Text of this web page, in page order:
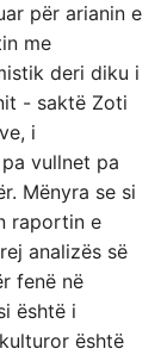
për arianin e
me
deri diku i
- saktë Zoti
i
vullnet pa
Mënyra se si
raportin e
analizës së
fenë në
është i
është